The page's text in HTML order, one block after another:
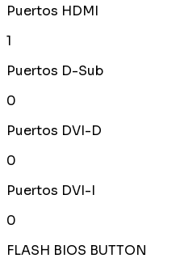
Puertos HDMI
1
Puertos D-Sub
0
Puertos DVI-D
0
Puertos DVI-I
0
FLASH BIOS BUTTON